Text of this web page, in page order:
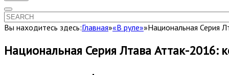
Вы находитесь здесь:Главная»«В руле»»Национальная Серия
Национальная Серия Лтава Аттак-2016: